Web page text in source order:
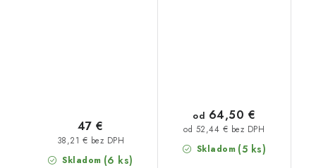
Skladom (6 ks)
38,21 € bez DPH
47 €
Skladom (5 ks)
od 52,44 € bez DPH
od 64,50 €